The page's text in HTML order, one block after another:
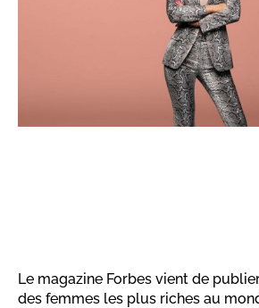
Le magazine Forbes vient de
des femmes les plus riches au